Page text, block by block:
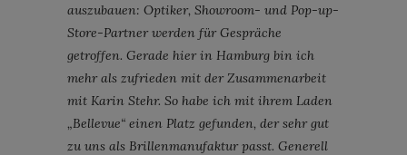
auszubauen: Optiker, Showroom- und Pop-up-
Store-Partner werden für Gespräche
getroffen. Gerade hier in Hamburg bin ich
mehr als zufrieden mit der Zusammenarbeit
mit Karin Stehr. So habe ich mit ihrem Laden
„Bellevue“ einen Platz gefunden, der sehr gut
zu uns als Brillenmanufaktur passt. Generell